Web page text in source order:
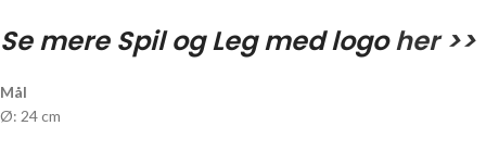
Se mere Spil og Leg med logoher >>
Mål
Ø: 24 cm